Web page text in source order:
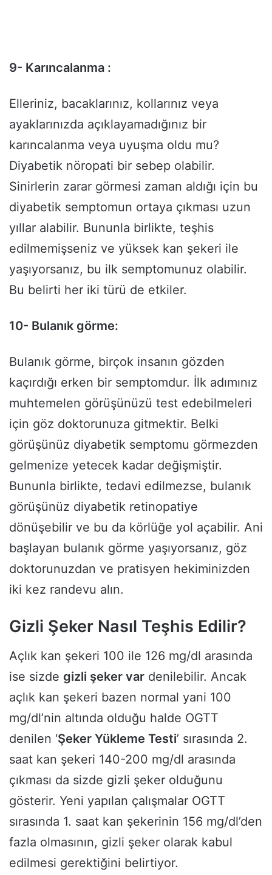
9- Karıncalanma :
Elleriniz, bacaklarınız, kollarınız veya
ayaklarınızda açıklayamadığınız bir
karıncalanma veya uyuşma oldu mu?
Diyabetik nöropati bir sebep olabilir.
Sinirlerin zarar görmesi zaman aldığı için bu
diyabetik semptomun ortaya çıkması uzun
yıllar alabilir. Bununla birlikte, teşhis
edilmemişseniz ve yüksek kan şekeri ile
yaşıyorsanız, bu ilk semptomunuz olabilir.
Bu belirti her iki türü de etkiler.
10- Bulanık görme:
Bulanık görme, birçok insanın gözden
kaçırdığı erken bir semptomdur. İlk adımınız
muhtemelen görüşünüzü test edebilmeleri
için göz doktorunuza gitmektir. Belki
görüşünüz diyabetik semptomu görmezden
gelmenize yetecek kadar değişmiştir.
Bununla birlikte, tedavi edilmezse, bulanık
görüşünüz diyabetik retinopatiye
dönüşebilir ve bu da körlüğe yol açabilir. Ani
başlayan bulanık görme yaşıyorsanız, göz
doktorunuzdan ve pratisyen hekiminizden
iki kez randevu alın.
Gizli Şeker Nasıl Teşhis Edilir?
Açlık kan şekeri 100 ile 126 mg/dl arasında
ise sizde gizli şeker var denilebilir. Ancak
açlık kan şekeri bazen normal yani 100
mg/dl’nin altında olduğu halde OGTT
denilen ‘Şeker Yükleme Testi’ sırasında 2.
saat kan şekeri 140-200 mg/dl arasında
çıkması da sizde gizli şeker olduğunu
gösterir. Yeni yapılan çalışmalar OGTT
sırasında 1. saat kan şekerinin 156 mg/dl’den
fazla olmasının, gizli şeker olarak kabul
edilmesi gerektiğini belirtiyor.